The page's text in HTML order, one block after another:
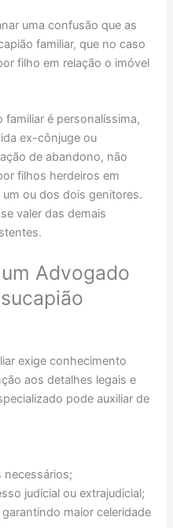
uma confusão que as
familiar, que no caso
filho em relação o imóvel
familiar é personalíssima,
ex-cônjuge ou
de abandono, não
filhos herdeiros em
ou dos dois genitores.
valer das demais
Advogado
exige conhecimento
aos detalhes legais e
pode auxiliar de
necessários;
judicial ou extrajudicial;
maior celeridade